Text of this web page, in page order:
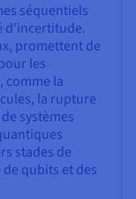
séquentiels
d'incertitude.
promettent de
les
comme la
la rupture
systèmes
stades de
qubits et des